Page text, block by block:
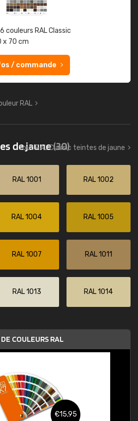
couleurs RAL Classic
x 70 cm
/ commande
RAL
de jaune(30)
tout RAL Classic teintes de jaune
RAL 1001 RAL 1002
RAL 1004 RAL 1005
RAL 1007 RAL 1011
RAL 1013 RAL 1014
COULEURS RAL
€15,95